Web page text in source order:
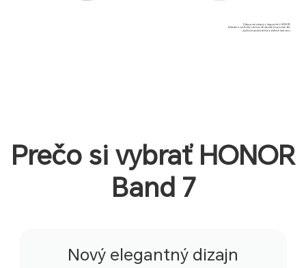
Dáta pochádzajú z laboratórií HONOR.
Aktuálne výsledky závisia od okolitého prostredia,
zvyklostí používateľa a ďalších faktorov.
Prečo si vybrať HONOR
Band 7
Nový elegantný dizajn